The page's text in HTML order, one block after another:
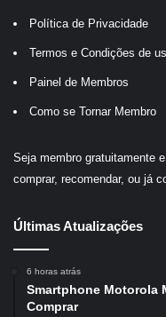
Política de Privacidade
Termos e Condições de
Painel de Membros
Como se Tornar Membro
Seja membro gratuitamente
comprar, recomendar, ou já
Últimas Atualizações
6 horas atrás
Smartphone Motorola
Comprar